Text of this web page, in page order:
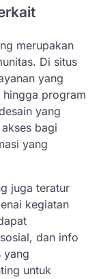
merupakan
Di situs
yang
program
yang
bagi
yang
juga teratur
kegiatan
dan info
yang
untuk